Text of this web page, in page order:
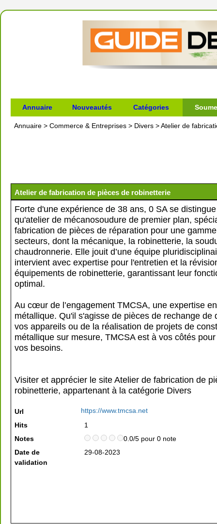
Annuaire Nouveautés Catégories
Annuaire > Commerce & Entreprises > Divers >Atelier de
Atelier de fabrication de pièces de robinetterie
Forte d'une expérience de 38 ans, 0 SA se
qu'atelier de mécanosoudure de premier plan,
fabrication de pièces de réparation pour une
secteurs, dont la mécanique, la robinetterie, la
chaudronnerie. Elle jouit d’une équipe
intervient avec expertise pour l'entretien et la
équipements de robinetterie, garantissant leur
optimal.
Au cœur de l’engagement TMCSA, une expertise
métallique. Qu'il s'agisse de pièces de rechange de
vos appareils ou de la réalisation de projets de
métallique sur mesure, TMCSA est à vos côtés
vos besoins.
Visiter et apprécier le site Atelier de fabrication de
robinetterie, appartenant à la catégorie Divers
Url
https://www.tmcsa.net
Hits
1
Notes
0.0/5 pour 0 note
Date de
validation
29-08-2023